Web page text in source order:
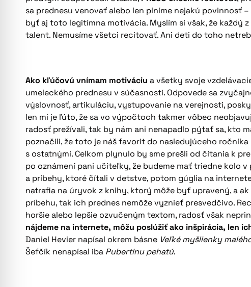
sa prednesu venovať alebo len plníme nejakú povinnosť
byť aj toto legitímna motivácia. Myslím si však, že každý
talent. Nemusíme všetci recitovať. Ani deti do toho
Ako kľúčovú vnímam motiváciua všetky svoje
umeleckého prednesu v súčasnosti. Odpovede sa
výslovnosť, artikuláciu, vystupovanie na verejnosti,
len mi je ľúto, že sa vo výpočtoch takmer vôbec
radosť prežívali, tak by nám ani nenapadlo pýtať sa, kto
poznačili, že toto je náš favorit do nasledujúceho
s ostatnými. Celkom plynulo by sme prešli od čítania k
po oznámení pani učiteľky, že budeme mať triedne kolo
a príbehy, ktoré čítali v detstve, potom gúglia na
natrafia na úryvok z knihy, ktorý môže byť upravený, a
príbehu, tak ich prednes nemôže vyznieť presvedčivo.
horšie alebo lepšie ozvučeným textom, radosť však
nájdeme na internete, môžu poslúžiť ako inšpirácia, len
Daniel Hevier napísal okrem básne Veľké myšlienky
Šefčík nenapísal iba Pubertínu pehatú.